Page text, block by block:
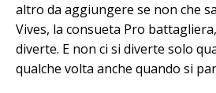
altro da aggiungere se non che
Vives, la consueta Pro
diverte. E non ci si diverte solo
qualche volta anche quando si